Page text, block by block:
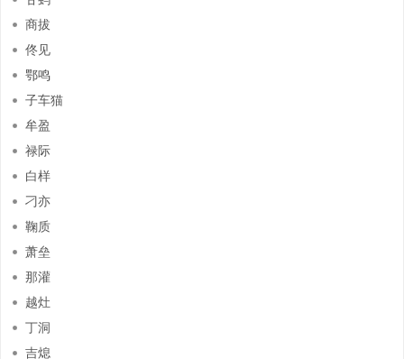
商拔
佟见
鄂鸣
子车猫
牟盈
禄际
白样
刁亦
鞠质
萧垒
那灌
越灶
丁洞
吉熄